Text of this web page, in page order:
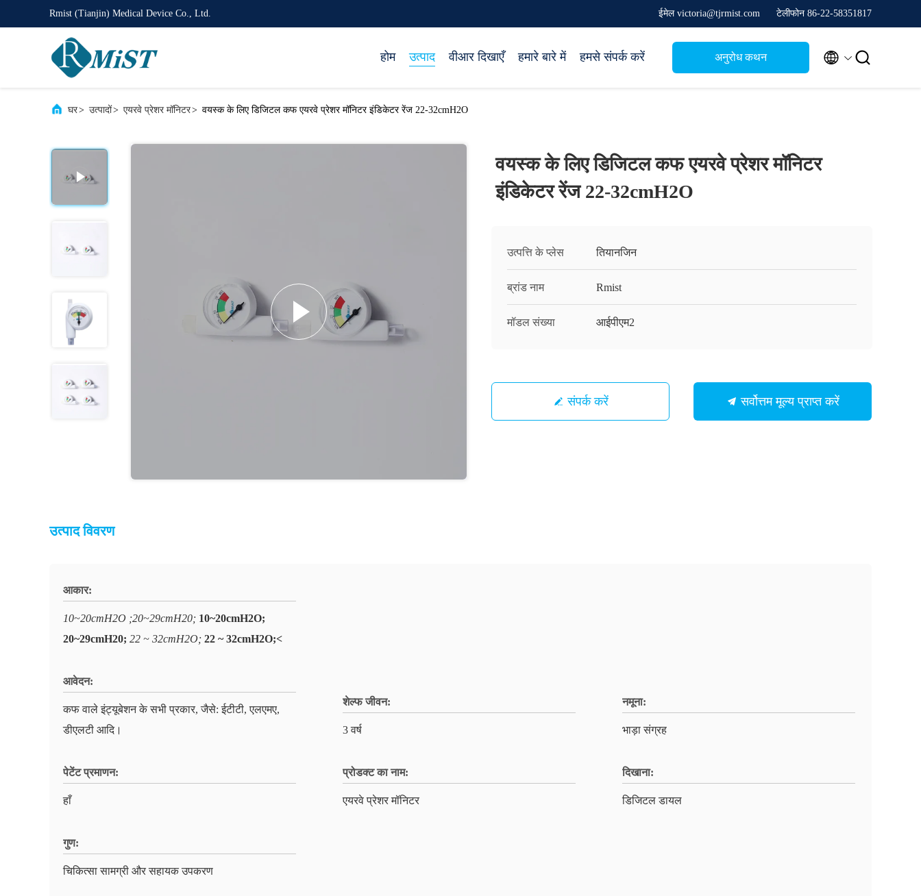
Rmist (Tianjin) Medical Device Co., Ltd. ईमेल victoria@tjrmist.com टेलीफोन 86-22-58351817
होम उत्पाद वीआर दिखाएँ हमारे बारे में हमसे संपर्क करें अनुरोध कथन  
घर> उत्पादों> एयरवे प्रेशर मॉनिटर> वयस्क के लिए डिजिटल कफ एयरवे प्रेशर मॉनिटर इंडिकेटर रेंज 22-32cmH2O
वयस्क के लिए डिजिटल कफ एयरवे प्रेशर मॉनिटर
इंडिकेटर रेंज 22-32cmH2O
उत्पत्ति के प्लेस तियानजिन
ब्रांड नाम Rmist
मॉडल संख्या आईपीएम2
संपर्क करें सर्वोत्तम मूल्य प्राप्त करें
उत्पाद विवरण
आकार:
10~20cmH2O ;20~29cmH20; 10~20cmH2O;
20~29cmH20; 22 ~ 32cmH2O; 22 ~ 32cmH2O;<
आवेदन:
कफ वाले इंट्यूबेशन के सभी प्रकार, जैसे: ईटीटी, एलएमए,
डीएलटी आदि।
शेल्फ जीवन:
3 वर्ष
नमूना:
भाड़ा संग्रह
पेटेंट प्रमाणन:
हाँ
प्रोडक्ट का नाम:
एयरवे प्रेशर मॉनिटर
दिखाना:
डिजिटल डायल
गुण:
चिकित्सा सामग्री और सहायक उपकरण